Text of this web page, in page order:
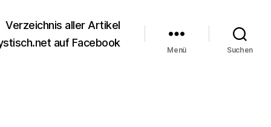
Verzeichnis aller Artikel
auf Facebook
Menü Suchen